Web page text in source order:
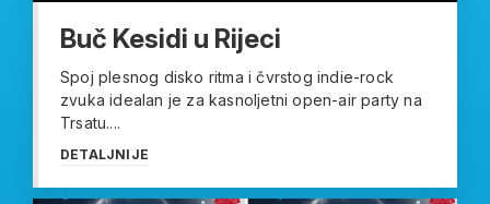
Buč Kesidi u Rijeci
Spoj plesnog disko ritma i čvrstog indie-rock
zvuka idealan je za kasnoljetni open-air party na
Trsatu....
DETALJNIJE